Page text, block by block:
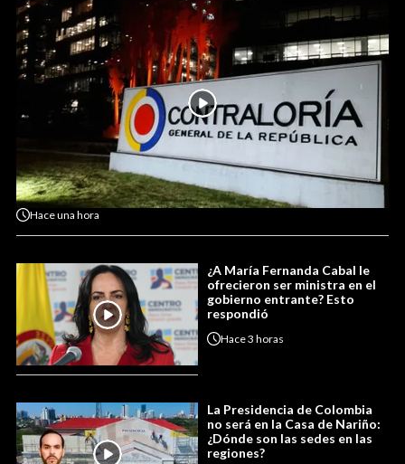
Haceuna hora
¿A María Fernanda Cabal le
ofrecieron ser ministra en el
gobierno entrante? Esto
respondió
Hace3 horas
La Presidencia de Colombia
no será en la Casa de Nariño:
¿Dónde son las sedes en las
regiones?